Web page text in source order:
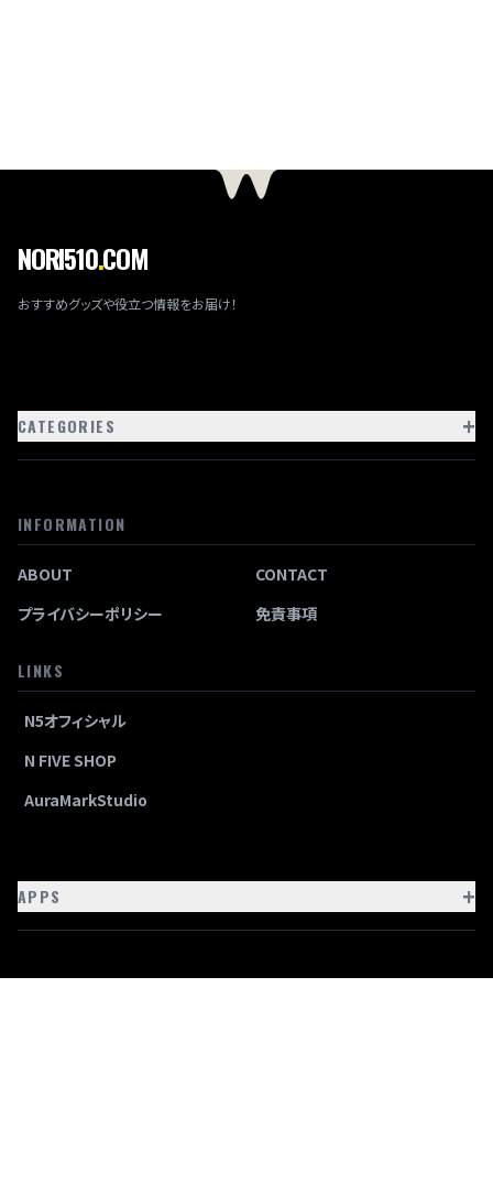
NORI510.COM
おすすめグッズや役立つ情報をお届け！
CATEGORIES +
INFORMATION
ABOUT
CONTACT
プライバシーポリシー
免責事項
LINKS
N5オフィシャル
N FIVE SHOP
AuraMarkStudio
APPS +